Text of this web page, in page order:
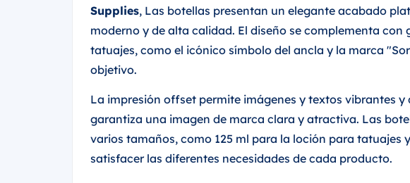
Supplies, Las botellas presentan un elegante acabado
moderno y de alta calidad. El diseño se complementa
tatuajes, como el icónico símbolo del ancla y la marca
objetivo.
La impresión offset permite imágenes y textos vibrantes
garantiza una imagen de marca clara y atractiva. Las
varios tamaños, como 125 ml para la loción para tatuajes
satisfacer las diferentes necesidades de cada producto.